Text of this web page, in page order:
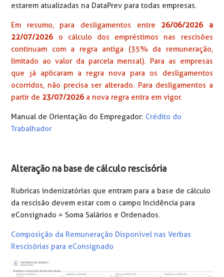
estarem atualizadas na DataPrev para todas empresas.
Em resumo, para desligamentos entre 26/06/2026 a
22/07/2026o cálculo dos empréstimos nas rescisões
continuam com a regra antiga (35% da remuneração,
limitado ao valor da parcela mensal). Para as empresas
que já aplicaram a regra nova para os desligamentos
ocorridos, não precisa ser alterado. Para desligamentos a
partir de 23/07/2026 a nova regra entra em vigor.
Manual de Orientação do Empregador: Crédito do
Trabalhador
Alteração na base de cálculo rescisória
Rubricas indenizatórias que entram para a base de cálculo
da rescisão devem estar com o campo Incidência para
eConsignado = Soma Salários e Ordenados.
Composição da Remuneração Disponível nas Verbas
Rescisórias para eConsignado